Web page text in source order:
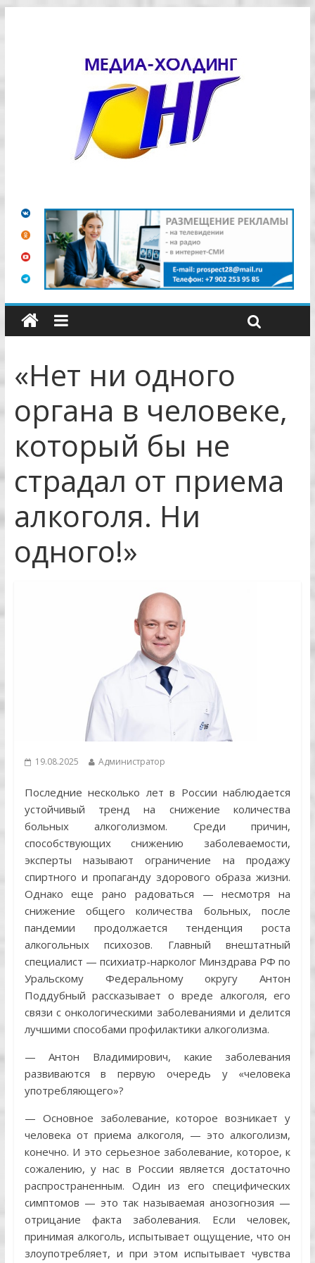
«Нет ни одного
органа в человеке,
который бы не
страдал от приема
алкоголя. Ни
одного!»
19.08.2025 Администратор
Последние несколько лет в России наблюдается
устойчивый тренд на снижение количества
больных алкоголизмом. Среди причин,
способствующих снижению заболеваемости,
эксперты называют ограничение на продажу
спиртного и пропаганду здорового образа жизни.
Однако еще рано радоваться — несмотря на
снижение общего количества больных, после
пандемии продолжается тенденция роста
алкогольных психозов. Главный внештатный
специалист — психиатр-нарколог Минздрава РФ по
Уральскому Федеральному округу Антон
Поддубный рассказывает о вреде алкоголя, его
связи с онкологическими заболеваниями и делится
лучшими способами профилактики алкоголизма.
— Антон Владимирович, какие заболевания
развиваются в первую очередь у «человека
употребляющего»?
— Основное заболевание, которое возникает у
человека от приема алкоголя, — это алкоголизм,
конечно. И это серьезное заболевание, которое, к
сожалению, у нас в России является достаточно
распространенным. Один из его специфических
симптомов — это так называемая анозогнозия —
отрицание факта заболевания. Если человек,
принимая алкоголь, испытывает ощущение, что он
злоупотребляет, и при этом испытывает чувства